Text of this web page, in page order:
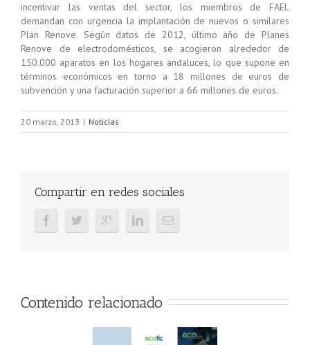
incentivar las ventas del sector, los miembros de FAEL
demandan con urgencia la implantación de nuevos o similares
Plan Renove. Según datos de 2012, último año de Planes
Renove de electrodomésticos, se acogieron alrededor de
150.000 aparatos en los hogares andaluces, lo que supone en
términos económicos en torno a 18 millones de euros de
subvención y una facturación superior a 66 millones de euros.
20 marzo, 2013 | Noticias
Compartir en redes sociales
Contenido relacionado